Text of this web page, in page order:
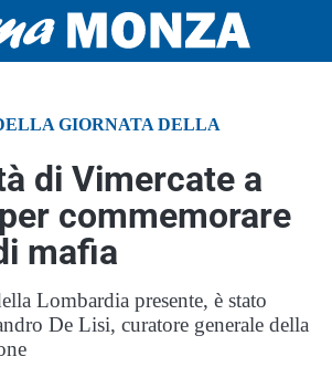
GIORNATA DELLA
di Vimercate a
commemorare
mafia
Lombardia presente, è stato
De Lisi, curatore generale della